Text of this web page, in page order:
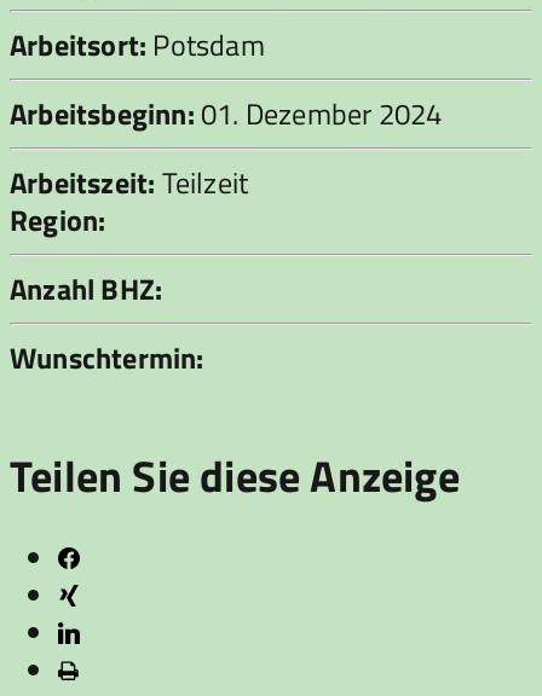
Arbeitsort: Potsdam
Arbeitsbeginn:01. Dezember 2024
Arbeitszeit:Teilzeit
Region:
Anzahl BHZ:
Wunschtermin:
Teilen Sie diese Anzeige